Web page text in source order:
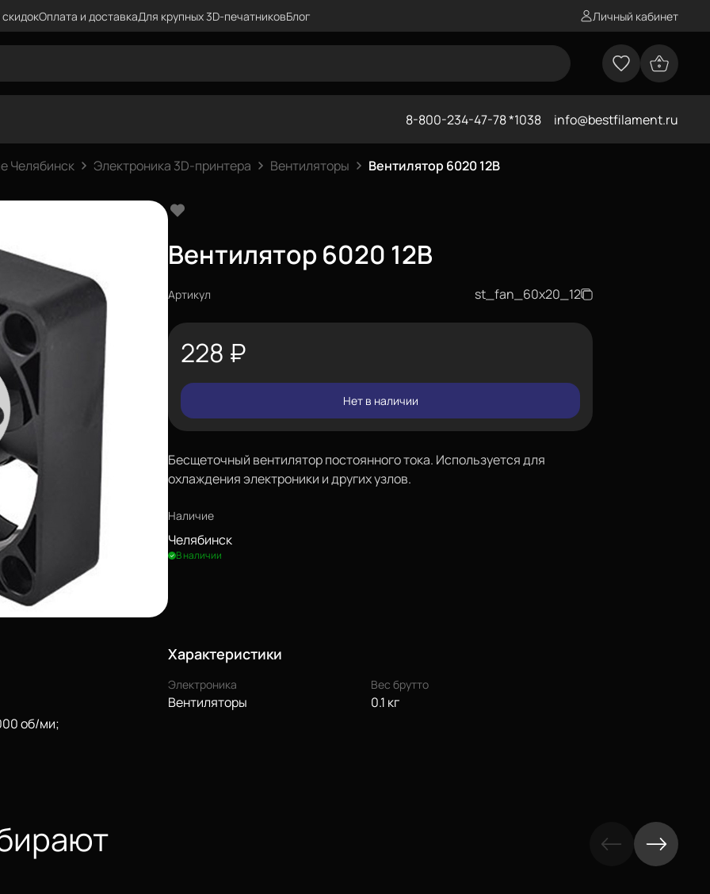
Оплата и доставкаДля крупных 3D-печатниковБлог Личный кабинет
8-800-234-47-78 *1038 info@bestfilament.ru
Челябинск Электроника 3D-принтера Вентиляторы Вентилятор 6020 12В
Вентилятор 6020 12В
Артикул st_fan_60x20_12
228 ₽
Нет в наличии
Бесщеточный вентилятор постоянного тока. Используется для
охлаждения электроники и других узлов.
Наличие
Челябинск
В наличии
об/ми;
Характеристики
Электроника
Вентиляторы
Вес брутто
0.1 кг